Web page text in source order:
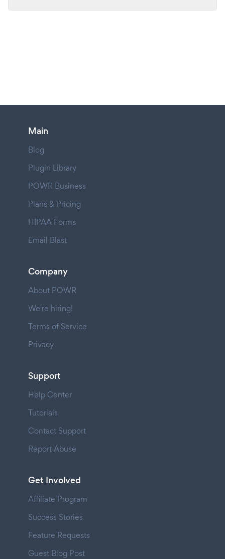
Main
Blog
Plugin Library
POWR Business
Plans & Pricing
HIPAA Forms
Email Blast
Company
About POWR
We're hiring!
Terms of Service
Privacy
Support
Help Center
Tutorials
Contact Support
Report Abuse
Get Involved
Affiliate Program
Success Stories
Feature Requests
Guest Blog Post